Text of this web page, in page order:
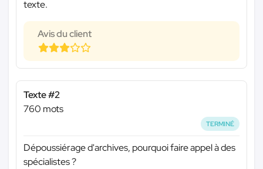
texte.
Avis du client
Texte #2
760 mots
TERMINÉ
Dépoussiérage d'archives, pourquoi faire appel à des
spécialistes ?